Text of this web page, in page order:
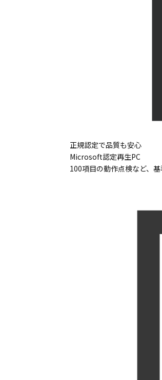
正規認定で品質も安心
Microsoft認定再生PC
100項目の動作点検など、